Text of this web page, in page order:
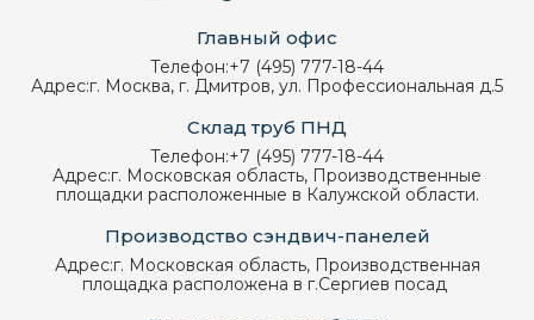
Главный офис
Телефон:+7 (495) 777-18-44
Адрес:г. Москва, г. Дмитров, ул. Профессиональная д.5
Склад труб ПНД
Телефон:+7 (495) 777-18-44
Адрес:г. Московская область, Производственные
площадки расположенные в Калужской области.
Производство сэндвич-панелей
Адрес:г. Московская область, Производственная
площадка расположена в г.Сергиев посад